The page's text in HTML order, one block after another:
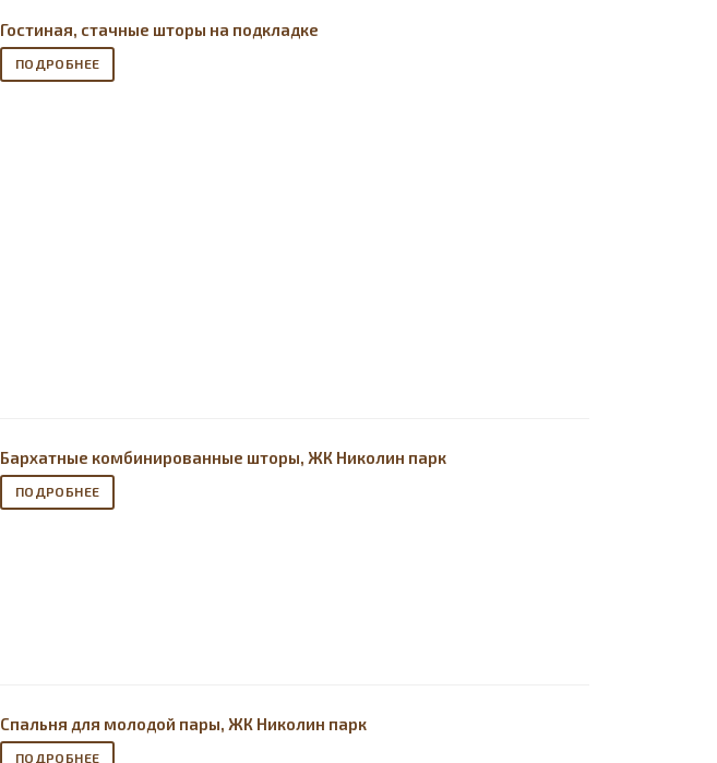
Гостиная, стачные шторы на подкладке
ПОДРОБНЕЕ
Бархатные комбинированные шторы, ЖК Николин парк
ПОДРОБНЕЕ
Спальня для молодой пары, ЖК Николин парк
ПОДРОБНЕЕ